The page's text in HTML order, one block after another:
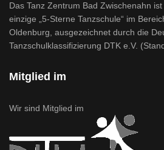
Das Tanz Zentrum Bad Zwischenahn
einzige „5-Sterne Tanzschule“ im
Oldenburg, ausgezeichnet durch die
Tanzschulklassifizierung DTK e.V.
Mitglied im
Wir sind Mitglied im